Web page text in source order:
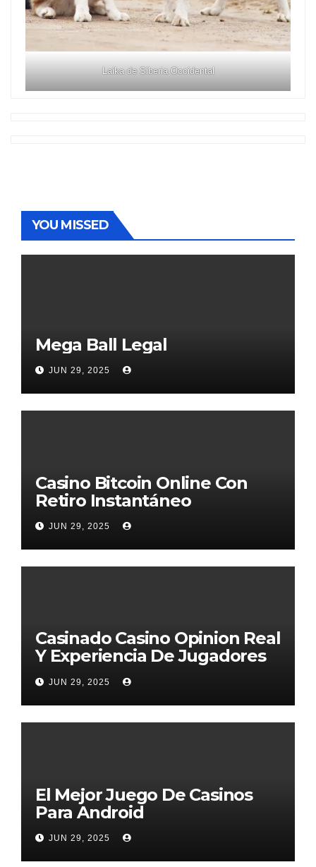
Laika de Siberia Occidental
YOU MISSED
Mega Ball Legal
JUN 29, 2025
Casino Bitcoin Online Con
Retiro Instantáneo
JUN 29, 2025
Casinado Casino Opinion Real
Y Experiencia De Jugadores
2026
JUN 29, 2025
El Mejor Juego De Casinos
Para Android
JUN 29, 2025